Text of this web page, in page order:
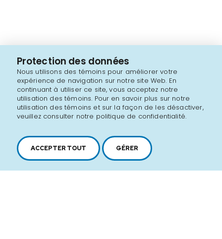
Protection des données
Nous utilisons des témoins pour améliorer votre
expérience de navigation sur notre site Web. En
continuant à utiliser ce site, vous acceptez notre
utilisation des témoins. Pour en savoir plus sur notre
utilisation des témoins et sur la façon de les désactiver,
veuillez consulter notre politique de confidentialité.
ACCEPTER TOUT GÉRER